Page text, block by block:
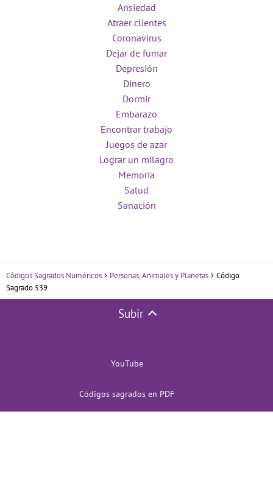
Ansiedad
Atraer clientes
Coronavirus
Dejar de fumar
Depresión
Dinero
Dormir
Embarazo
Encontrar trabajo
Juegos de azar
Lograr un milagro
Memoria
Salud
Sanación
Códigos Sagrados Numéricos Personas, Animales y Planetas
Código
Sagrado 539
Subir
YouTube
Códigos sagrados en PDF